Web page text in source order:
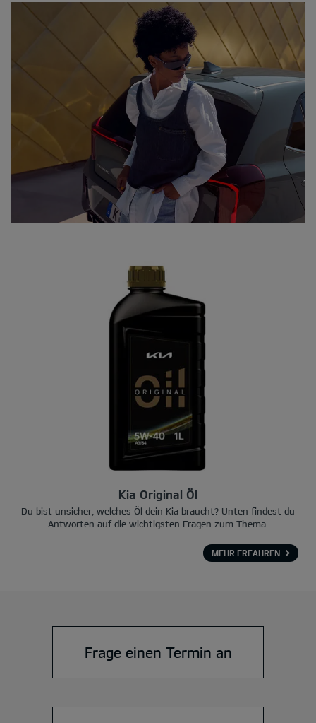
Kia Original Öl
Du bist unsicher, welches Öl dein Kia braucht? Unten findest du
Antworten auf die wichtigsten Fragen zum Thema.
MEHR ERFAHREN
Frage einen Termin an